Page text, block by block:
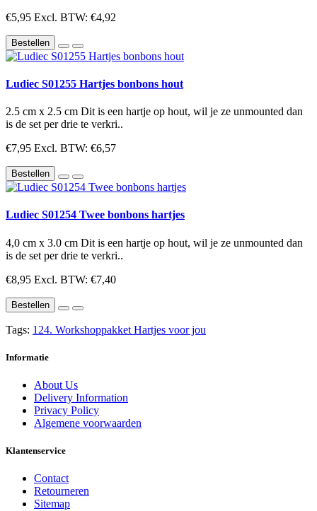
€5,95 Excl. BTW: €4,92
Bestellen
Ludiec S01255 Hartjes bonbons hout
2.5 cm x 2.5 cm Dit is een hartje op hout, wil je ze unmounted dan
is de set per drie te verkri..
€7,95 Excl. BTW: €6,57
Bestellen
Ludiec S01254 Twee bonbons hartjes
4,0 cm x 3.0 cm Dit is een hartje op hout, wil je ze unmounted dan
is de set per drie te verkri..
€8,95 Excl. BTW: €7,40
Bestellen
Tags: 124. Workshoppakket Hartjes voor jou
Informatie
About Us
Delivery Information
Privacy Policy
Algemene voorwaarden
Klantenservice
Contact
Retourneren
Sitemap